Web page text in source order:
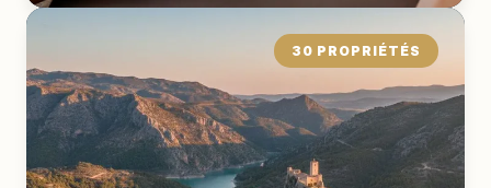
Entrepôt
Industriel
30 PROPRIÉTÉS